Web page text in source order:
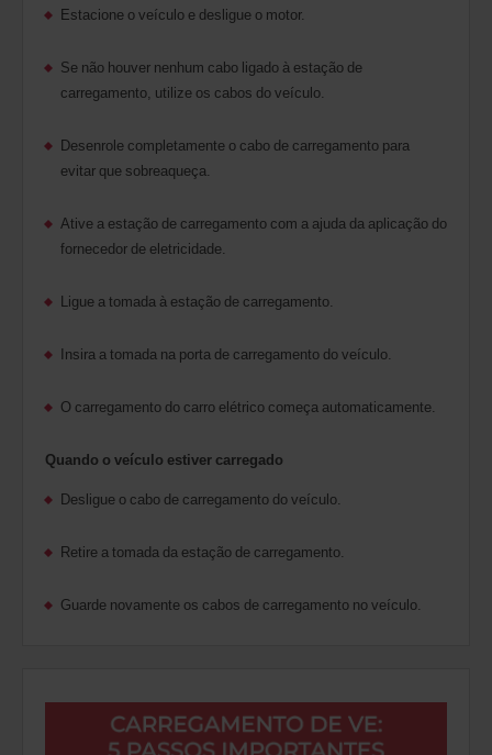
Estacione o veículo e desligue o motor.
Se não houver nenhum cabo ligado à estação de
carregamento, utilize os cabos do veículo.
Desenrole completamente o cabo de carregamento para
evitar que sobreaqueça.
Ative a estação de carregamento com a ajuda da aplicação do
fornecedor de eletricidade.
Ligue a tomada à estação de carregamento.
Insira a tomada na porta de carregamento do veículo.
O carregamento do carro elétrico começa automaticamente.
Quando o veículo estiver carregado
Desligue o cabo de carregamento do veículo.
Retire a tomada da estação de carregamento.
Guarde novamente os cabos de carregamento no veículo.